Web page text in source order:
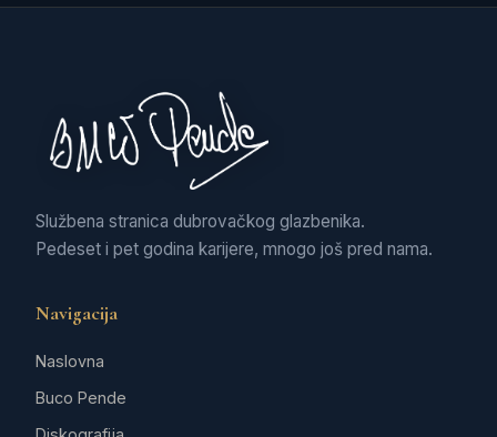
Službena stranica dubrovačkog glazbenika.
Pedeset i pet godina karijere, mnogo još pred nama.
Navigacija
Naslovna
Buco Pende